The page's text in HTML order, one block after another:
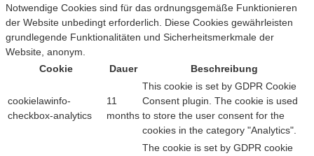
Notwendige Cookies sind für das ordnungsgemäße Funktionieren
der Website unbedingt erforderlich. Diese Cookies gewährleisten
grundlegende Funktionalitäten und Sicherheitsmerkmale der
Website, anonym.
Cookie
Dauer Beschreibung
cookielawinfo-
checkbox-analytics
11
months
This cookie is set by GDPR Cookie
Consent plugin. The cookie is used
to store the user consent for the
cookies in the category "Analytics".
The cookie is set by GDPR cookie